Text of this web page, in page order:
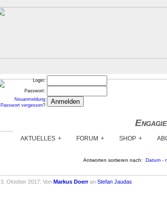
Login:
Passwort:
Neuanmeldung
Passwort vergessen?
AKTUELLES FORUM SHOP
Antworten sortieren nach: Datum -
3. Oktober 2017: Von Markus Doerran Stefan Jaudas